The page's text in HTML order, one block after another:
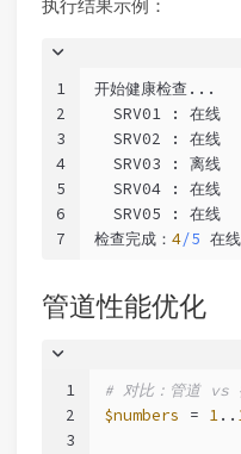
执行结果示例：
1
2
3
4
5
6
7
开始健康检查...
SRV01 :
在线
SRV02 :
在线
SRV03 :
离线
SRV04 :
在线
SRV05 :
在线
检查完成： 4/5 在
管道性能优化
1
2
3
# 对比：管道 vs
$numbers = 1..